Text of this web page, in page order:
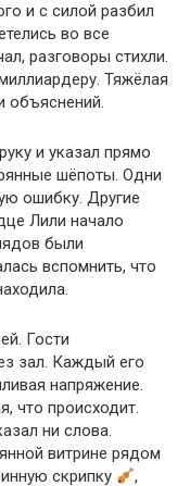
и с силой разбил
во все
разговоры стихли.
Тяжёлая
объяснений.
и указал прямо
шёпоты. Одни
ошибку. Другие
Лили начало
были
вспомнить, что
Гости
зал. Каждый его
напряжение.
что происходит.
ни слова.
витрине рядом
скрипку
,